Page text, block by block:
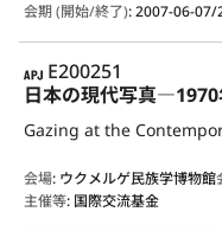
会期 (開始/終了):2007-06-07/
APJ
E200251
日本の現代写真
会場: ウクメルゲ民族学博物館
主催等: 国際交流基金